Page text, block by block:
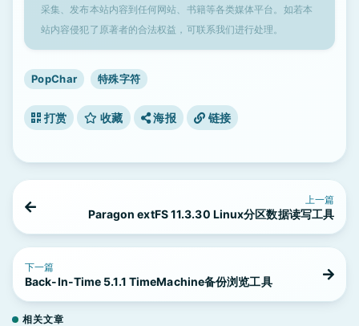
采集、发布本站内容到任何网站、书籍等各类媒体平台。如若本
站内容侵犯了原著者的合法权益，可联系我们进行处理。
PopChar 特殊字符
打赏 收藏 海报 链接
上一篇
Paragon extFS 11.3.30 Linux分区数据读写工具
下一篇
Back-In-Time 5.1.1 TimeMachine备份浏览工具
相关文章